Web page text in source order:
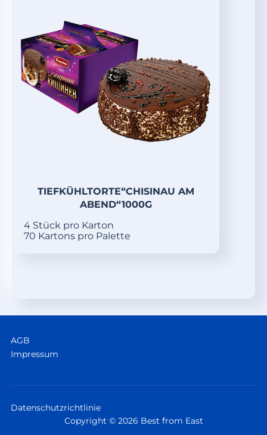
TIEFKÜHLTORTE“CHISINAU AM
ABEND“1000G
4 Stück pro Karton
70 Kartons pro Palette
AGB
Impressum
Datenschutzrichtlinie
Copyright © 2026 Best from East